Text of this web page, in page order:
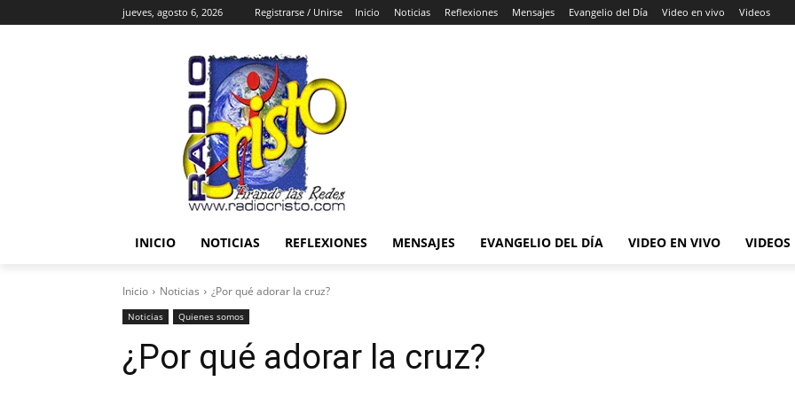
jueves, agosto 6, 2026 Registrarse / Unirse Inicio Noticias Reflexiones Mensajes Evangelio del Día Video en vivo Videos
INICIO NOTICIAS REFLEXIONES MENSAJES EVANGELIO DEL DÍA VIDEO EN VIVO VIDEOS
Inicio Noticias ¿Por qué adorar la cruz?
Noticias Quienes somos
¿Por qué adorar la cruz?